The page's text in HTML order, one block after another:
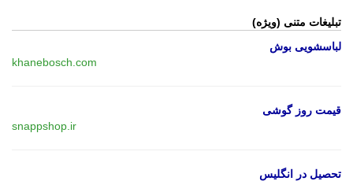
تبلیغات متنی (ویژه)
لباسشویی بوش
khanebosch.com
قیمت روز گوشی
snappshop.ir
تحصیل در انگلیس